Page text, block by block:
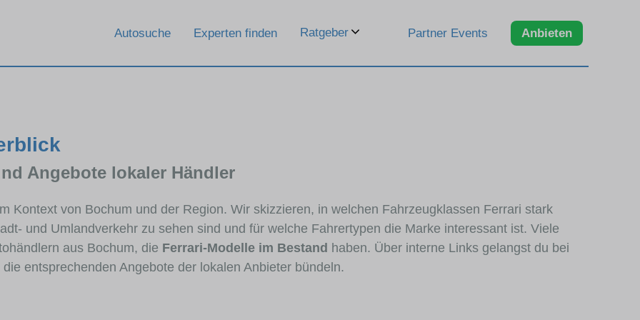
Autosuche Experten finden Ratgeber Partner Events Anbieten
Angebote lokaler Händler
Kontext von Bochum und der Region. Wir skizzieren, in welchen Fahrzeugklassen Ferrari stark
und Umlandverkehr zu sehen sind und für welche Fahrertypen die Marke interessant ist. Viele
aus Bochum, die Ferrari-Modelle im Bestand haben. Über interne Links gelangst du bei
die entsprechenden Angebote der lokalen Anbieter bündeln.